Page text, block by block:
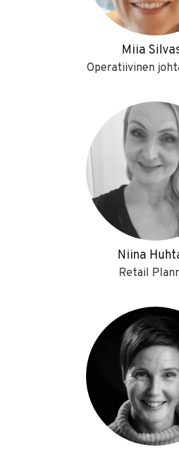
Miia
Operatiivinen
Niina
Retail